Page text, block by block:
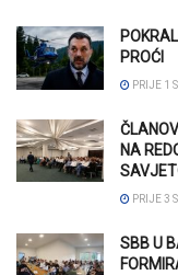
PROĆI
PRIJE 1
NA
PRIJE 3
SBB U